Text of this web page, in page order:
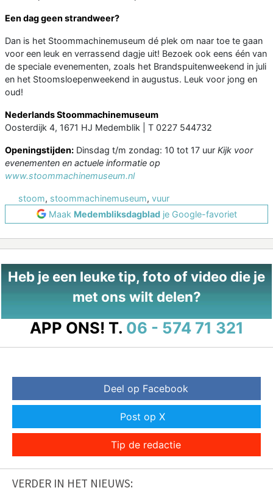
Een dag geen strandweer?
Dan is het Stoommachinemuseum dé plek om naar toe te gaan
voor een leuk en verrassend dagje uit! Bezoek ook eens één van
de speciale evenementen, zoals het Brandspuitenweekend in juli
en het Stoomsloepenweekend in augustus. Leuk voor jong en
oud!
Nederlands Stoommachinemuseum
Oosterdijk 4, 1671 HJ Medemblik | T 0227 544732
Openingstijden: Dinsdag t/m zondag: 10 tot 17 uur Kijk voor
evenementen en actuele informatie op
www.stoommachinemuseum.nl
stoom, stoommachinemuseum, vuur
Maak Medembliksdagbladje Google-favoriet
Heb je een leuke tip, foto of video die je
met ons wilt delen?
APP ONS! T. 06 - 574 71 321
Deel op Facebook
Post op X
Tip de redactie
VERDER IN HET NIEUWS: